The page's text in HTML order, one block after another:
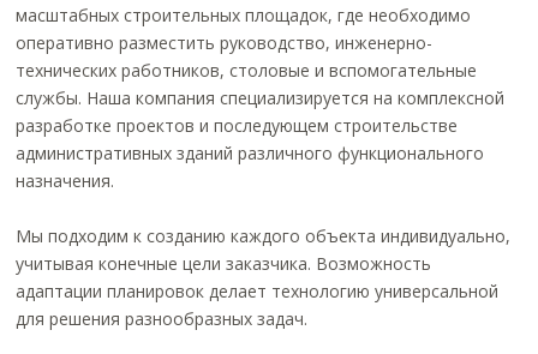
масштабных строительных площадок, где необходимо
оперативно разместить руководство, инженерно-
технических работников, столовые и вспомогательные
службы. Наша компания специализируется на комплексной
разработке проектов и последующем строительстве
административных зданий различного функционального
назначения.
Мы подходим к созданию каждого объекта индивидуально,
учитывая конечные цели заказчика. Возможность
адаптации планировок делает технологию универсальной
для решения разнообразных задач.